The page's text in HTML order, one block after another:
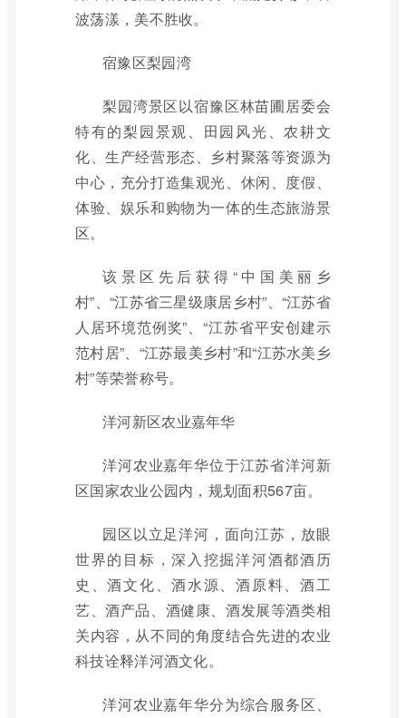
波荡漾，美不胜收。
宿豫区梨园湾
梨园湾景区以宿豫区林苗圃居委会
特有的梨园景观、田园风光、农耕文
化、生产经营形态、乡村聚落等资源为
中心，充分打造集观光、休闲、度假、
体验、娱乐和购物为一体的生态旅游景
区。
该景区先后获得“中国美丽乡
村”、“江苏省三星级康居乡村”、“江苏省
人居环境范例奖”、“江苏省平安创建示
范村居”、“江苏最美乡村”和“江苏水美乡
村”等荣誉称号。
洋河新区农业嘉年华
洋河农业嘉年华位于江苏省洋河新
区国家农业公园内，规划面积567亩。
园区以立足洋河，面向江苏，放眼
世界的目标，深入挖掘洋河酒都酒历
史、酒文化、酒水源、酒原料、酒工
艺、酒产品、酒健康、酒发展等酒类相
关内容，从不同的角度结合先进的农业
科技诠释洋河酒文化。
洋河农业嘉年华分为综合服务区、